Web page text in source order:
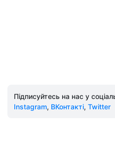
Підписуйтесь на нас у
Instagram, ВКонтакті, Twitter